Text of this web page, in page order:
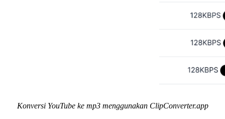
Konversi YouTube ke mp3 menggunakan ClipConverter.app